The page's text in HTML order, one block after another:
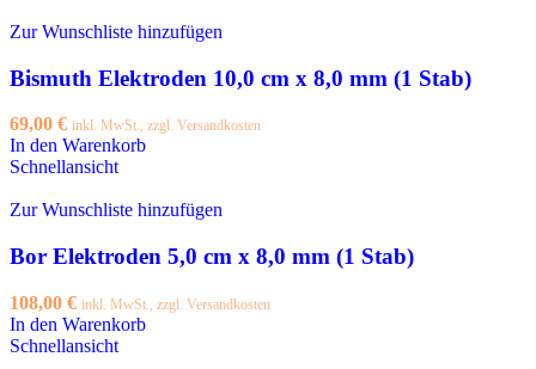
Zur Wunschliste hinzufügen
Bismuth Elektroden 10,0 cm x 8,0 mm (1 Stab)
69,00 € inkl. MwSt., zzgl. Versandkosten
In den Warenkorb
Schnellansicht
Zur Wunschliste hinzufügen
Bor Elektroden 5,0 cm x 8,0 mm (1 Stab)
108,00 € inkl. MwSt., zzgl. Versandkosten
In den Warenkorb
Schnellansicht